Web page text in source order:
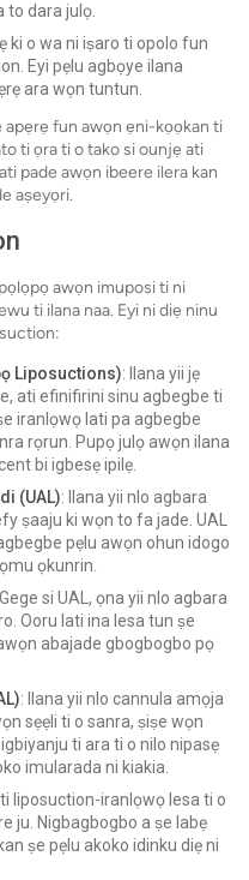
to dara julọ.
ki o wa ni iṣaro ti opolo fun
Eyi pẹlu agbọye ilana
ara wọn tuntun.
apẹrẹ fun awọn ẹni-kọọkan ti
ti ọra ti o tako si ounjẹ ati
pade awọn ibeere ilera kan
aṣeyọri.
awọn imuposi ti ni
ti ilana naa. Eyi ni diẹ ninu
Liposuctions): Ilana yii jẹ
ati efinifirini sinu agbegbe ti
iranlọwọ lati pa agbegbe
rọrun. Pupọ julọ awọn ilana
bi igbesẹ ipilẹ.
(UAL): Ilana yii nlo agbara
ṣaaju ki wọn to fa jade. UAL
pẹlu awọn ohun idogo
ọkunrin.
si UAL, ọna yii nlo agbara
Ooru lati ina lesa tun ṣe
abajade gbogbogbo pọ
: Ilana yii nlo cannula amọja
sẹẹli ti o sanra, ṣiṣe wọn
ti ara ti o nilo nipasẹ
imularada ni kiakia.
liposuction-iranlọwọ lesa ti o
ju. Nigbagbogbo a ṣe labẹ
ṣe pẹlu akoko idinku diẹ ni